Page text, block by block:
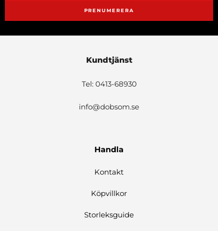
PRENUMERERA
Kundtjänst
Tel: 0413-68930
info@dobsom.se
Handla
Kontakt
Köpvillkor
Storleksguide